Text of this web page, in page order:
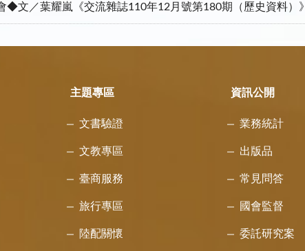
◆文／葉耀嵐《交流雜誌110年12月號第180期（歷史資料）》
主題專區
文書驗證
文教專區
臺商服務
旅行專區
陸配關懷
資訊公開
業務統計
出版品
常見問答
國會監督
委託研究案